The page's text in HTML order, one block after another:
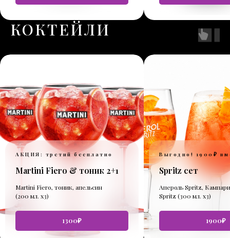
КОКТЕЙЛИ
АКЦИЯ: третий бесплатно
Martini Fiero & тоник 2+1
Martini Fiero, тоник, апельсин
(200 мл. х3)
1300₽
Выгодно! 1900₽
Spritz сет
Апероль Spritz,
Spritz (300 мл. х3)
1900₽